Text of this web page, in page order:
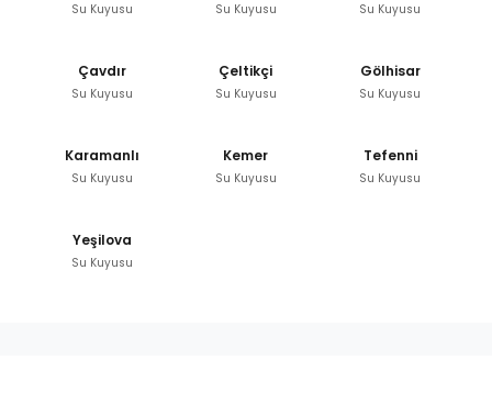
Su Kuyusu Su Kuyusu Su Kuyusu
Çavdır
Su Kuyusu
Çeltikçi
Su Kuyusu
Gölhisar
Su Kuyusu
Karamanlı
Su Kuyusu
Kemer
Su Kuyusu
Tefenni
Su Kuyusu
Yeşilova
Su Kuyusu